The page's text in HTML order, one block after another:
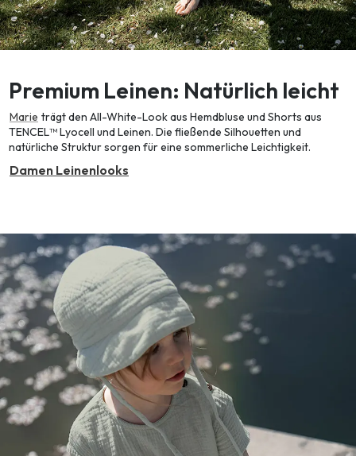
Premium Leinen: Natürlich leicht
Marie trägt den All-White-Look aus Hemdbluse und Shorts aus
TENCEL™ Lyocell und Leinen. Die fließende Silhouetten und
natürliche Struktur sorgen für eine sommerliche Leichtigkeit.
Damen Leinenlooks